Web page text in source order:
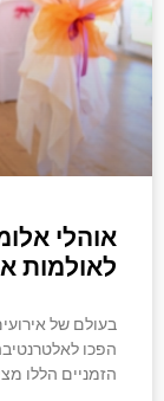
אוהלי
לאולמות
בעולם של
הפכו
הזמניים הללו